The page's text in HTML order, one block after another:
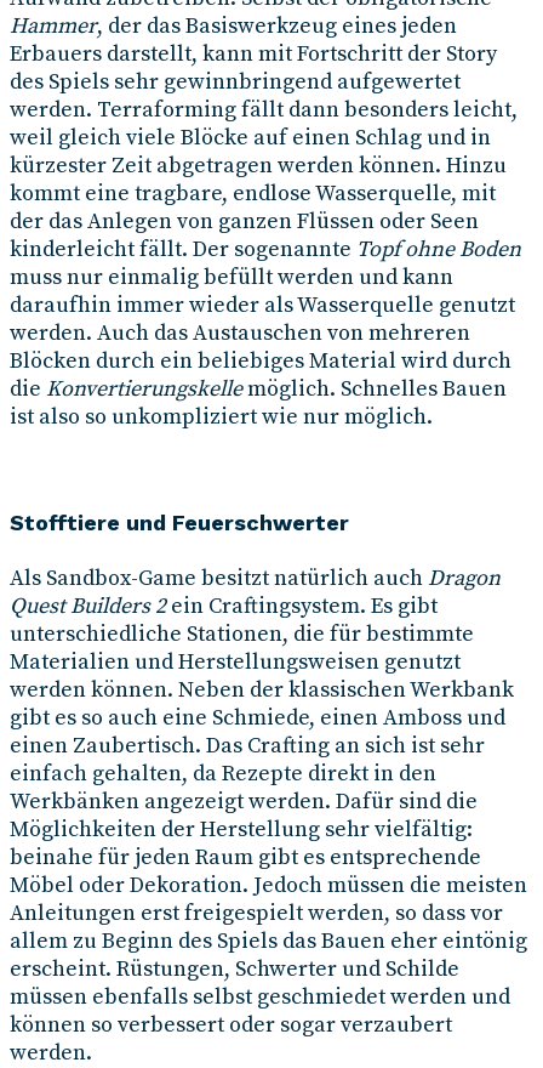
Hammer, der das Basiswerkzeug eines jeden
Erbauers darstellt, kann mit Fortschritt der Story
des Spiels sehr gewinnbringend aufgewertet
werden. Terraforming fällt dann besonders leicht,
weil gleich viele Blöcke auf einen Schlag und in
kürzester Zeit abgetragen werden können. Hinzu
kommt eine tragbare, endlose Wasserquelle, mit
der das Anlegen von ganzen Flüssen oder Seen
kinderleicht fällt. Der sogenannte Topfohne Boden
muss nur einmalig befüllt werden und kann
daraufhin immer wieder als Wasserquelle genutzt
werden. Auch das Austauschen von mehreren
Blöcken durch ein beliebiges Material wird durch
die Konvertierungskellemöglich. Schnelles Bauen
ist also so unkompliziert wie nur möglich.
Stofftiere und Feuerschwerter
Als Sandbox-Game besitzt natürlich auch Dragon
Quest Builders 2ein Craftingsystem. Es gibt
unterschiedliche Stationen, die für bestimmte
Materialien und Herstellungsweisen genutzt
werden können. Neben der klassischen Werkbank
gibt es so auch eine Schmiede, einen Amboss und
einen Zaubertisch. Das Crafting an sich ist sehr
einfach gehalten, da Rezepte direkt in den
Werkbänken angezeigt werden. Dafür sind die
Möglichkeiten der Herstellung sehr vielfältig:
beinahe für jeden Raum gibt es entsprechende
Möbel oder Dekoration. Jedoch müssen die meisten
Anleitungen erst freigespielt werden, so dass vor
allem zu Beginn des Spiels das Bauen eher eintönig
erscheint. Rüstungen, Schwerter und Schilde
müssen ebenfalls selbst geschmiedet werden und
können so verbessert oder sogar verzaubert
werden.